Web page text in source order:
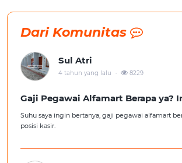
Dari Komunitas
Sul Atri
4 tahun yang lalu 8229
Gaji Pegawai Alfamart Berapa ya?
Suhu saya ingin bertanya, gaji pegawai alfamart
posisi kasir.